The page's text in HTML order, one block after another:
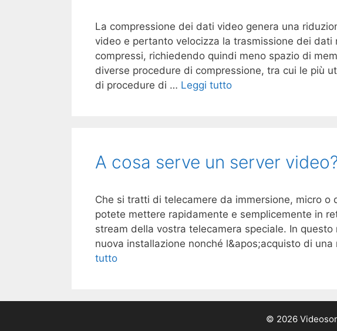
La compressione dei dati video genera una
video e pertanto velocizza la trasmissione dei
compressi, richiedendo quindi meno spazio di
diverse procedure di compressione, tra cui le più
di procedure di … Leggi tutto
A cosa serve un server
Che si tratti di telecamere da immersione, micro o
potete mettere rapidamente e semplicemente in
stream della vostra telecamera speciale. In
nuova installazione nonché l&apos;acquisto di
tutto
© 2026